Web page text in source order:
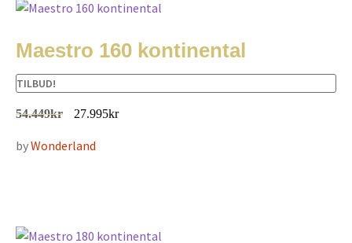
Maestro 160 kontinental
TILBUD!
54.449kr 27.995kr
byWonderland